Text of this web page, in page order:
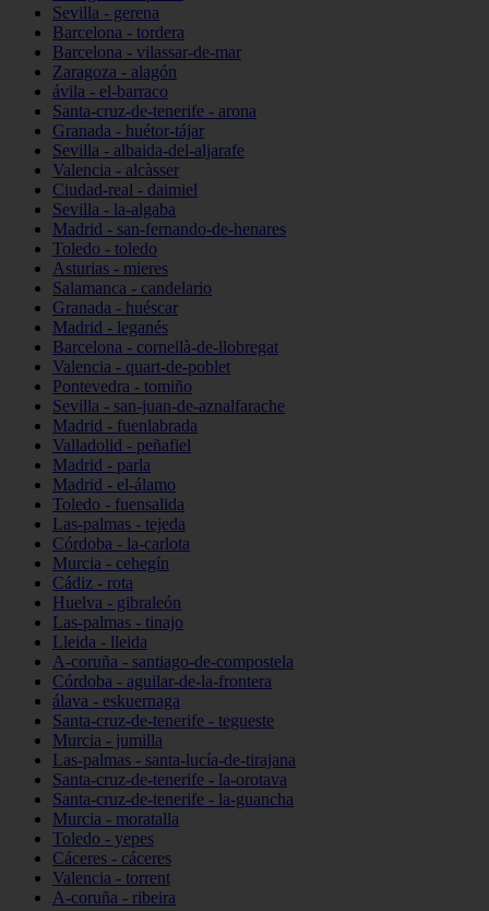
Sevilla - gerena
Barcelona - tordera
Barcelona - vilassar-de-mar
Zaragoza - alagón
ávila - el-barraco
Santa-cruz-de-tenerife - arona
Granada - huétor-tájar
Sevilla - albaida-del-aljarafe
Valencia - alcàsser
Ciudad-real - daimiel
Sevilla - la-algaba
Madrid - san-fernando-de-henares
Toledo - toledo
Asturias - mieres
Salamanca - candelario
Granada - huéscar
Madrid - leganés
Barcelona - cornellà-de-llobregat
Valencia - quart-de-poblet
Pontevedra - tomiño
Sevilla - san-juan-de-aznalfarache
Madrid - fuenlabrada
Valladolid - peñafiel
Madrid - parla
Madrid - el-álamo
Toledo - fuensalida
Las-palmas - tejeda
Córdoba - la-carlota
Murcia - cehegín
Cádiz - rota
Huelva - gibraleón
Las-palmas - tinajo
Lleida - lleida
A-coruña - santiago-de-compostela
Córdoba - aguilar-de-la-frontera
álava - eskuernaga
Santa-cruz-de-tenerife - tegueste
Murcia - jumilla
Las-palmas - santa-lucía-de-tirajana
Santa-cruz-de-tenerife - la-orotava
Santa-cruz-de-tenerife - la-guancha
Murcia - moratalla
Toledo - yepes
Cáceres - cáceres
Valencia - torrent
A-coruña - ribeira